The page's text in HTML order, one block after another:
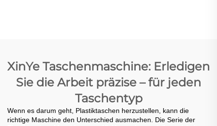
XinYe Taschenmaschine: Erledigen
Sie die Arbeit präzise – für jeden
Taschentyp
Wenn es darum geht, Plastiktaschen herzustellen, kann die
richtige Maschine den Unterschied ausmachen. Die Serie der